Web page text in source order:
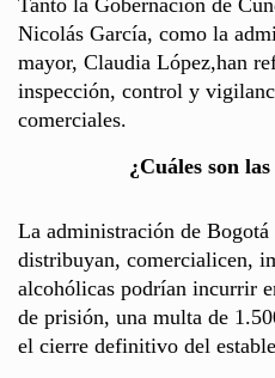
Nicolás García, como la
mayor, Claudia López,han
inspección, control y
comerciales.
¿Cuáles
La administración de Bogotá
distribuyan, comercialicen,
alcohólicas podrían incurrir
de prisión, una multa de
el cierre definitivo del